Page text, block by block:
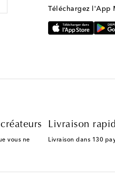
Téléchargez l'App
vous ne
Livraison
Livraison dans 130